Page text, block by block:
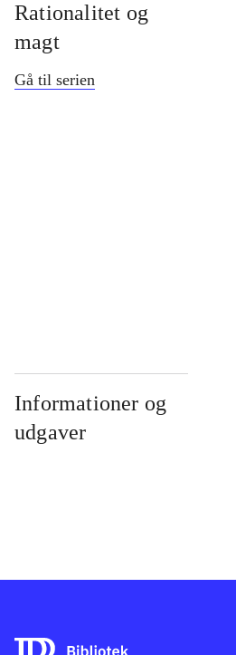
Rationalitet og
magt
Gå til serien
Informationer og
udgaver